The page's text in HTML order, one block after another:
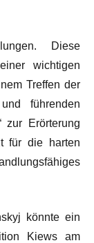
Diese
wichtigen
Treffen der
führenden
zur Erörterung
für die harten
könnte ein
Kiews am